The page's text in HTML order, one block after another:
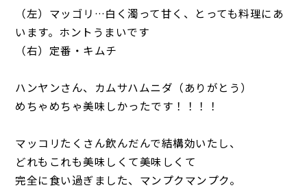
（左）マッゴリ…白く濁って甘く、とっても料理にあ
います。ホントうまいです
（右）定番・キムチ
ハンヤンさん、カムサハムニダ（ありがとう）
めちゃめちゃ美味しかったです！！！！
マッコリたくさん飲んだんで結構効いたし、
どれもこれも美味しくて美味しくて
完全に食い過ぎました、マンプクマンプク。